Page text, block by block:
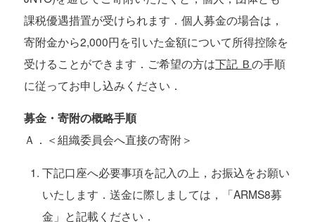
課税優遇措置が受けられます．個人募金の場合は，
寄附金から2,000円を引いた金額について所得控除を
受けることができます．ご希望の方は下記 Ｂの手順
に従ってお申し込みください．
募金・寄附の概略手順
Ａ．＜組織委員会へ直接の寄附＞
下記口座へ必要事項を記入の上，お振込をお願い
いたします．送金に際しましては，「ARMS8募
金」と記載ください．